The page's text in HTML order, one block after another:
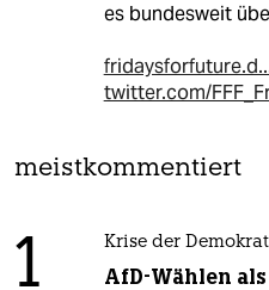
es bundesweit
twitter.com/
meistkommentiert
1 Krise der
AfD-Wählen